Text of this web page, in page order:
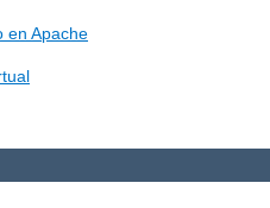
en Apache